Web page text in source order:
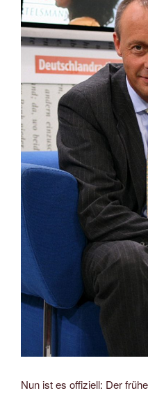
Nun ist es offiziell: Der